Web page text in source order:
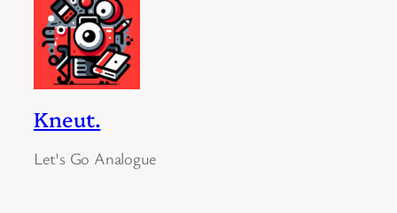
Kneut.
Let's Go Analogue